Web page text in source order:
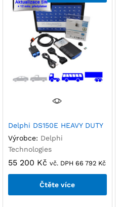
Delphi DS150E HEAVY DUTY
Výrobce: Delphi
Technologies
55 200 Kč vč. DPH 66 792 Kč
Čtěte více